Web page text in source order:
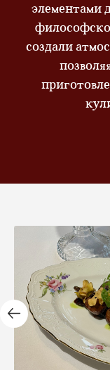
элементами
создали